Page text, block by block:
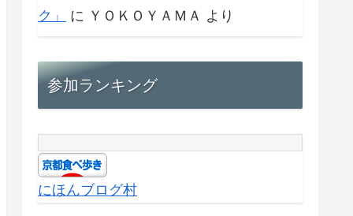
ク」
に ＹＯＫＯＹＡＭＡ より
参加ランキング
にほんブログ村